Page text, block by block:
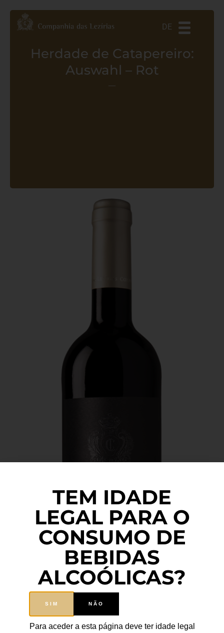
DE
Herdade de Catapereiro:
Auswahl – Rot
TEM IDADE
LEGAL PARA O
CONSUMO DE
BEBIDAS
ALCOÓLICAS?
SIM NÃO
Para aceder a esta página deve ter idade legal